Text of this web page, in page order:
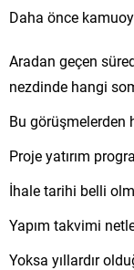
Daha önce
Aradan geçen
nezdinde hangi
Bu görüşmelerden
Proje yatırım
İhale tarihi belli
Yapım takvimi
Yoksa yıllardır